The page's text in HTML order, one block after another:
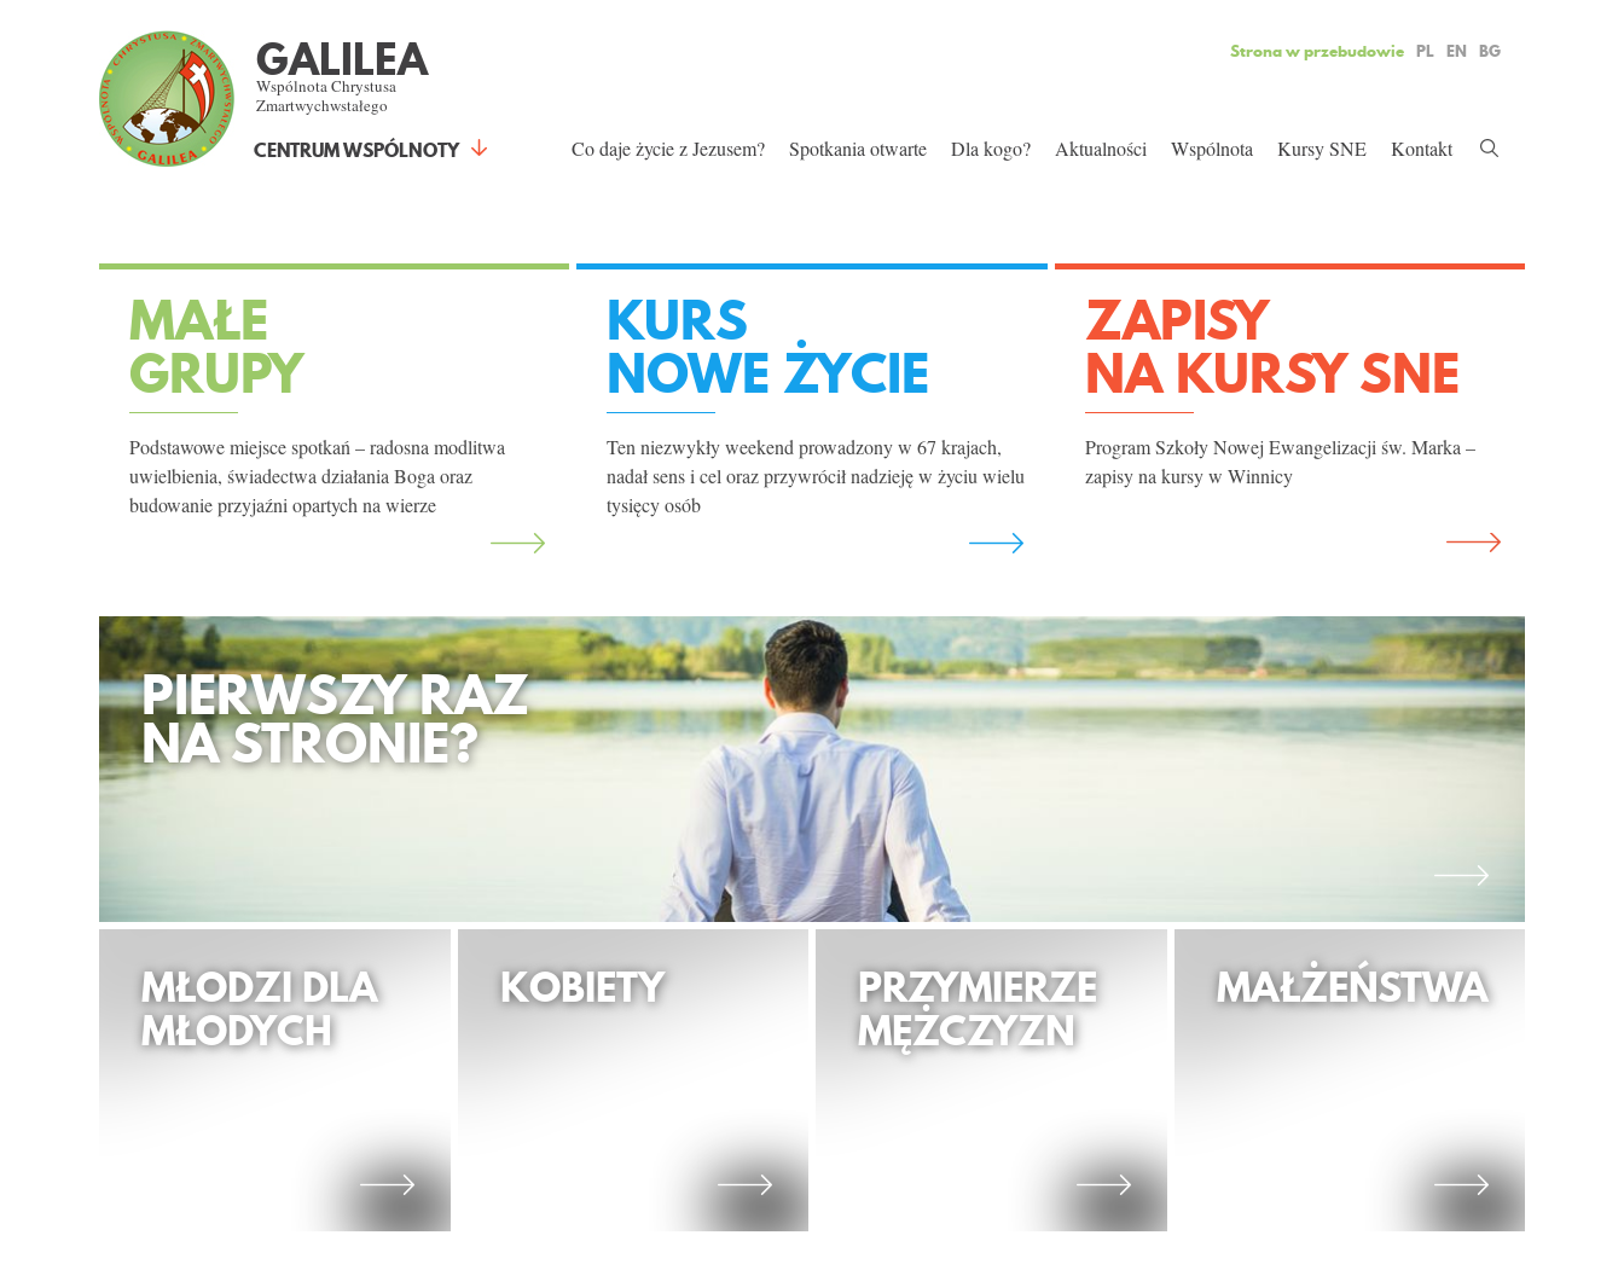
GALILEA
Wspólnota Chrystusa
Zmartwychwstałego
CENTRUM WSPÓLNOTY
Strona w przebudowie PL EN BG
Co daje życie z Jezusem? Spotkania otwarte Dla kogo? Aktualności Wspólnota Kursy SNE Kontakt
MAŁE
GRUPY
Podstawowe miejsce spotkań – radosna modlitwa
uwielbienia, świadectwa działania Boga oraz
budowanie przyjaźni opartych na wierze
KURS
NOWE ŻYCIE
Ten niezwykły weekend prowadzony w 67 krajach,
nadał sens i cel oraz przywrócił nadzieję w życiu wielu
tysięcy osób
ZAPISY
NA KURSY SNE
Program Szkoły Nowej Ewangelizacji św. Marka –
zapisy na kursy w Winnicy
PIERWSZY RAZ
NA STRONIE?
MŁODZI DLA
MŁODYCH
KOBIETY PRZYMIERZE
MĘŻCZYZN
MAŁŻEŃSTWA